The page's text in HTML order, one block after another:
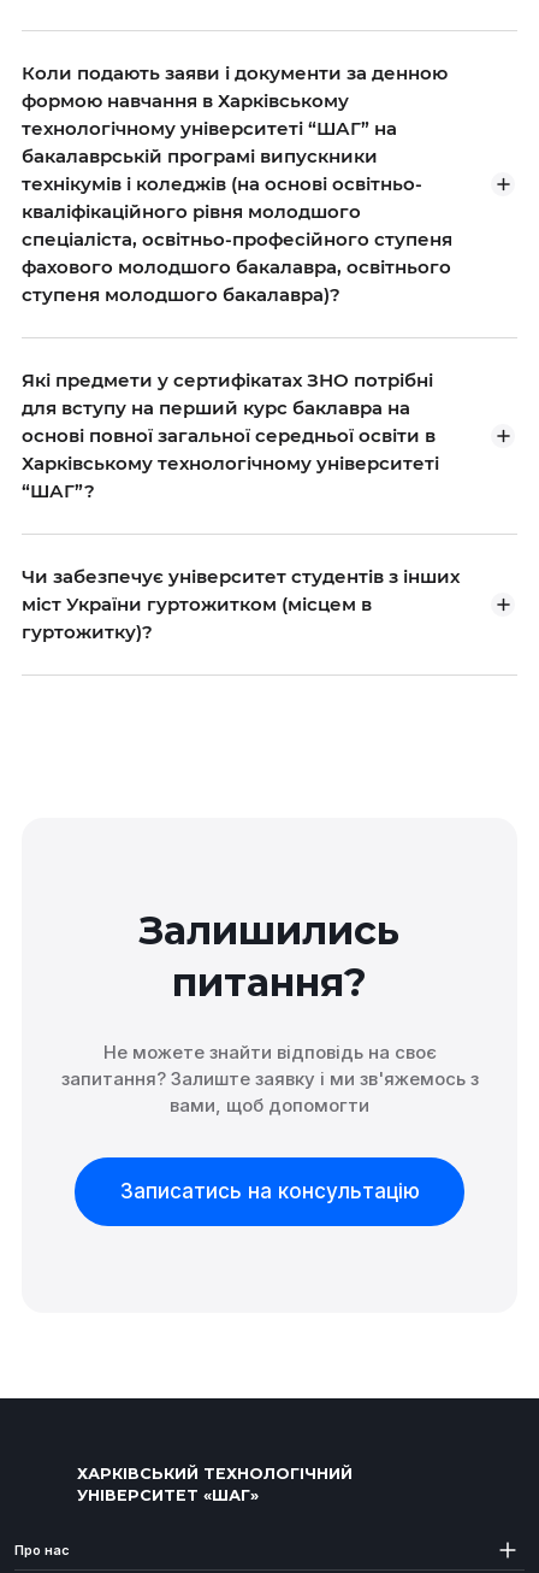
Коли подають заяви і документи за денною
формою навчання в Харківському
технологічному університеті “ШАГ” на
бакалаврській програмі випускники
технікумів і коледжів (на основі освітньо-
кваліфікаційного рівня молодшого
спеціаліста, освітньо-професійного ступеня
фахового молодшого бакалавра, освітнього
ступеня молодшого бакалавра)?
Які предмети у сертифікатах ЗНО потрібні
для вступу на перший курс баклавра на
основі повної загальної середньої освіти в
Харківському технологічному університеті
“ШАГ”?
Чи забезпечує університет студентів з інших
міст України гуртожитком (місцем в
гуртожитку)?
Залишились
питання?
Не можете знайти відповідь на своє
запитання? Залиште заявку і ми зв'яжемось з
вами, щоб допомогти
Записатись на консультацію
ХАРКІВСЬКИЙ ТЕХНОЛОГІЧНИЙ
УНІВЕРСИТЕТ «ШАГ»
Про нас